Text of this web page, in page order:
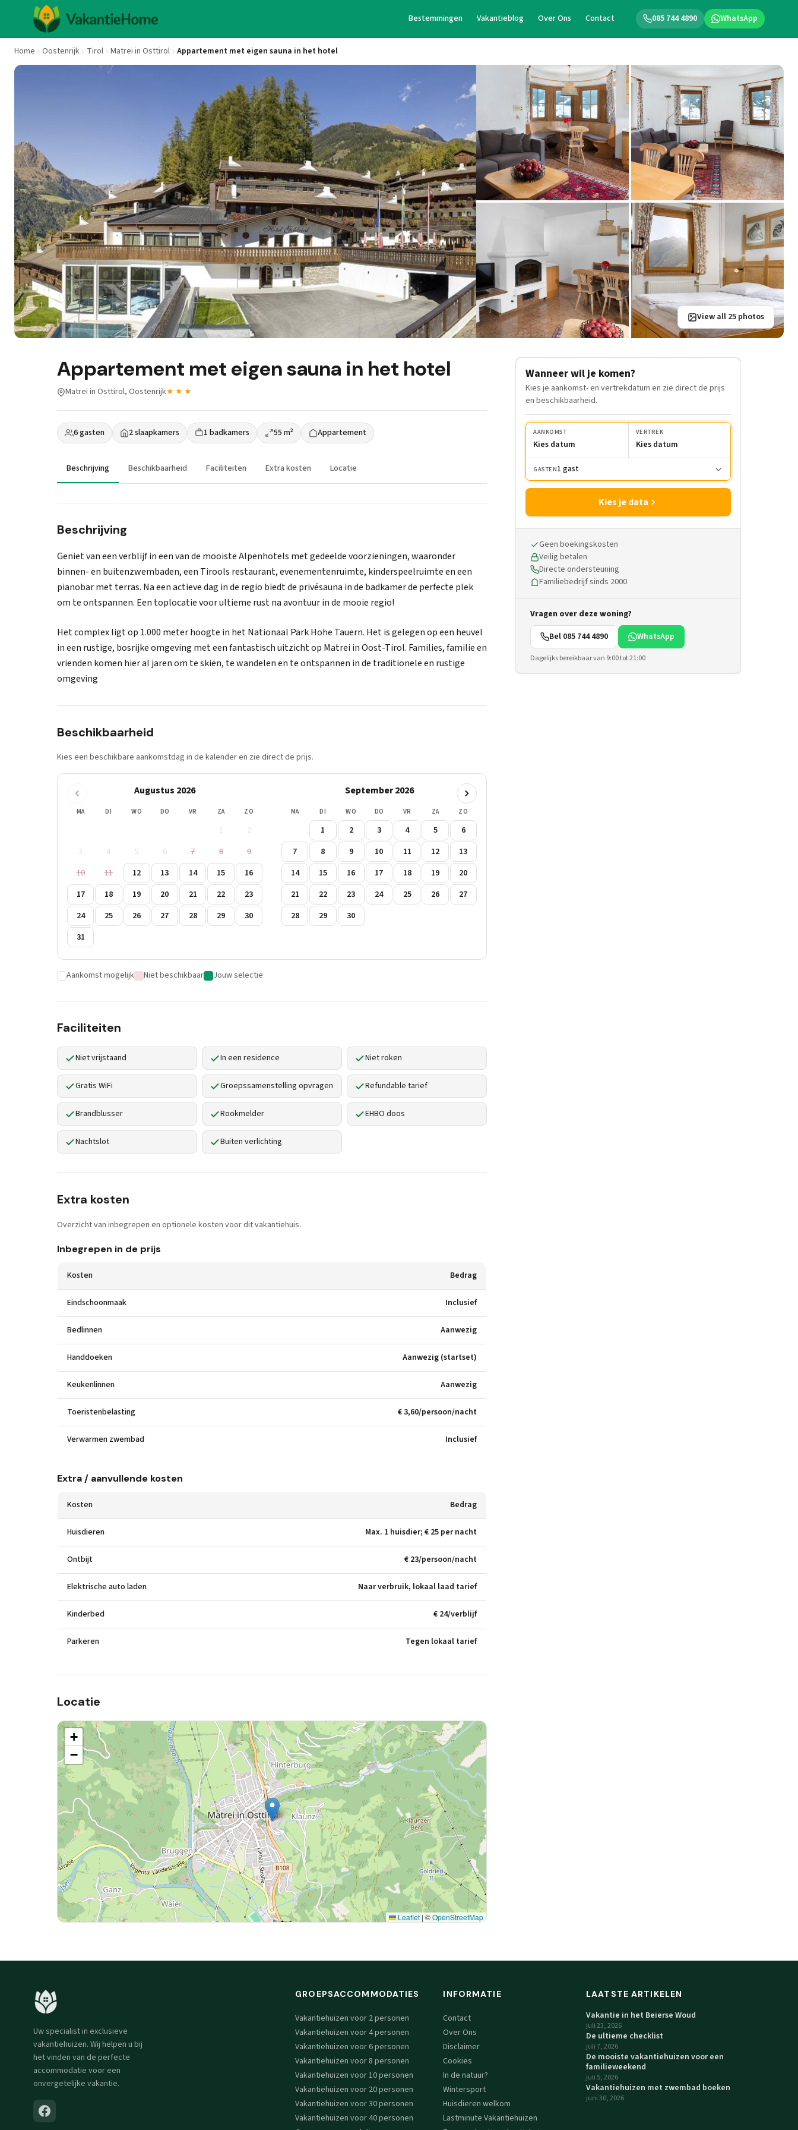
085 744 4890 WhatsApp
Bestemmingen Vakantieblog Over Ons Contact
Home Oostenrijk Tirol Matrei in Osttirol Appartement met eigen sauna in het hotel
View all 25 photos
Appartement met eigen sauna in het hotel
Matrei in Osttirol, Oostenrijk★★★
6 gasten 2 slaapkamers 1 badkamers 55 m² Appartement
Beschrijving Beschikbaarheid Faciliteiten Extra kosten Locatie
Beschrijving
Geniet van een verblijf in een van de mooiste Alpenhotels met gedeelde voorzieningen, waaronder
binnen- en buitenzwembaden, een Tirools restaurant, evenementenruimte, kinderspeelruimte en een
pianobar met terras. Na een actieve dag in de regio biedt de privésauna in de badkamer de perfecte plek
om te ontspannen. Een toplocatie voor ultieme rust na avontuur in de mooie regio!
Het complex ligt op 1.000 meter hoogte in het Nationaal Park Hohe Tauern. Het is gelegen op een heuvel
in een rustige, bosrijke omgeving met een fantastisch uitzicht op Matrei in Oost-Tirol. Families, familie en
vrienden komen hier al jaren om te skiën, te wandelen en te ontspannen in de traditionele en rustige
omgeving
Beschikbaarheid
Kies een beschikbare aankomstdag in de kalender en zie direct de prijs.
Augustus 2026
MA DI WO DO VR ZA ZO
1
2
3
4 5 6 7 8
9
10
11 12 13 14 15
16
17
18 19 20 21 22
23
24
25 26 27 28 29
30
31
September 2026
MA DI WO DO VR ZA ZO
1 2 3 4 5
6
7
8 9 10 11 12
13
14
15 16 17 18 19
20
21
22 23 24 25 26
27
28
29 30
Aankomst mogelijk Niet beschikbaar Jouw selectie
Faciliteiten
Niet vrijstaand In een residence Niet roken
Gratis WiFi Groepssamenstelling opvragen Refundable tarief
Brandblusser Rookmelder EHBO doos
Nachtslot Buiten verlichting
Extra kosten
Overzicht van inbegrepen en optionele kosten voor dit vakantiehuis.
Inbegrepen in de prijs
Kosten Bedrag
Eindschoonmaak Inclusief
Bedlinnen Aanwezig
Handdoeken Aanwezig (startset)
Keukenlinnen Aanwezig
Toeristenbelasting € 3,60/persoon/nacht
Verwarmen zwembad Inclusief
Extra / aanvullende kosten
Kosten Bedrag
Huisdieren Max. 1 huisdier; € 25 per nacht
Ontbijt € 23/persoon/nacht
Elektrische auto laden Naar verbruik, lokaal laad tarief
Kinderbed € 24/verblijf
Parkeren Tegen lokaal tarief
Locatie
+
−
Leaflet | ©OpenStreetMap
Wanneer wil je komen?
Kies je aankomst- en vertrekdatum en zie direct de prijs
en beschikbaarheid.
AANKOMST
Kies datum
VERTREK
Kies datum
GASTEN1 gast
Kies je data
Geen boekingskosten
Veilig betalen
Directe ondersteuning
Familiebedrijf sinds 2000
Vragen over deze woning?
Bel 085 744 4890
WhatsApp
Dagelijks bereikbaar van 9:00 tot 21:00
Uw specialist in exclusieve
vakantiehuizen. Wij helpen u bij
het vinden van de perfecte
accommodatie voor een
onvergetelijke vakantie.
GROEPSACCOMMODATIES
Vakantiehuizen voor 2 personen
Vakantiehuizen voor 4 personen
Vakantiehuizen voor 6 personen
Vakantiehuizen voor 8 personen
Vakantiehuizen voor 10 personen
Vakantiehuizen voor 20 personen
Vakantiehuizen voor 30 personen
Vakantiehuizen voor 40 personen
INFORMATIE
Contact
Over Ons
Disclaimer
Cookies
In de natuur?
Wintersport
Huisdieren welkom
Lastminute Vakantiehuizen
LAATSTE ARTIKELEN
Vakantie in het Beierse Woud
juli 23, 2026
De ultieme checklist
juli 7, 2026
De mooiste vakantiehuizen voor een
familieweekend
juli 5, 2026
Vakantiehuizen met zwembad boeken
juni 30, 2026